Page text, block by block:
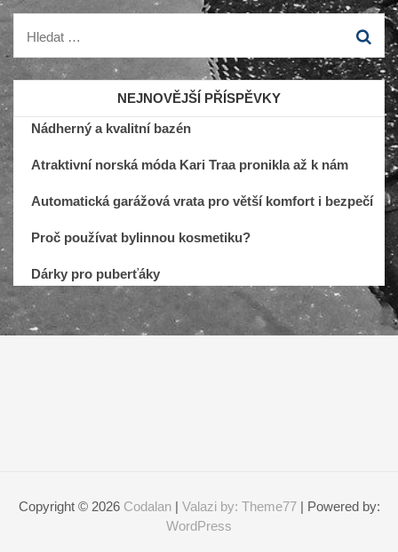
Vyhledávání
NEJNOVĚJŠÍ PŘÍSPĚVKY
Nádherný a kvalitní bazén
Atraktivní norská móda Kari Traa pronikla až k nám
Automatická garážová vrata pro větší komfort i bezpečí
Proč používat bylinnou kosmetiku?
Dárky pro puberťáky
Copyright © 2026 Codalan| Valazi by: Theme77| Powered by:
WordPress